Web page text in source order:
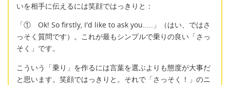
いを相手に伝えるには笑顔ではっきりと：
「① Ok! So firstly, I'd like to ask you.....」（はい、ではさ
っそく質問です）。これが最もシンプルで乗りの良い「さっ
そく」です。
こういう「乗り」を作るには言葉を選ぶよりも態度が大事だ
と思います。笑顔ではっきりと。それで「さっそく！」のニ